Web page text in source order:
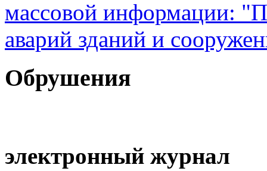
Обрушения
электронный журнал